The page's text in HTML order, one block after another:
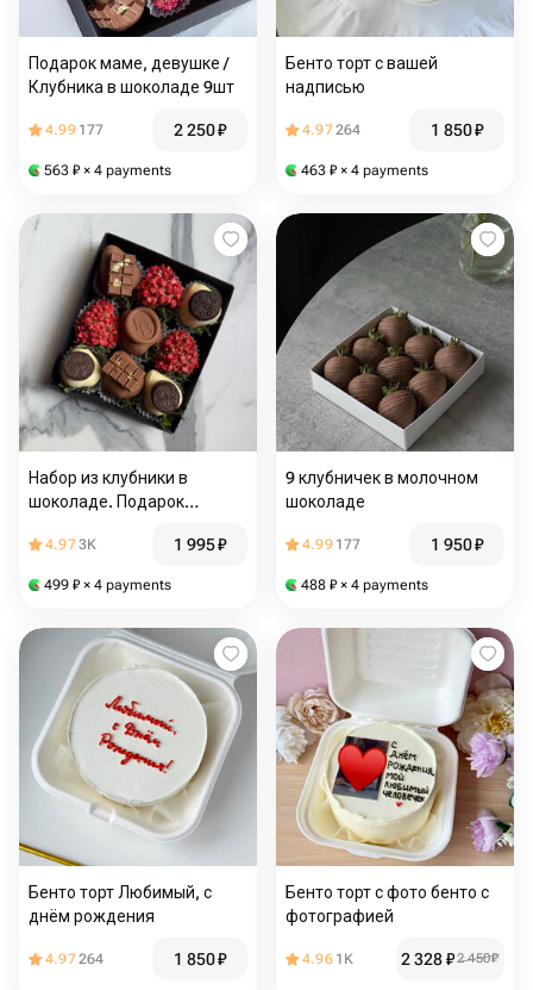
Подарок маме, девушке /
Клубника в шоколаде 9шт
4.99 177 2 250₽
563 ₽ × 4 payments
Бенто торт с вашей
надписью
4.97264 1 850₽
463 ₽ × 4 payments
Набор из клубники в
шоколаде. Подарок
4.973K 1 995₽
499 ₽ × 4 payments
9 клубничек в молочном
шоколаде
4.99 177 1 950₽
488 ₽ × 4 payments
Бенто торт Любимый, с
днём рождения
4.97264 1 850₽
Бенто торт с фото бенто с
фотографией
4.96 1K 2 328₽2 450₽